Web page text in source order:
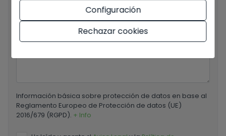
Información básica sobre protección de datos en base al
Reglamento Europeo de Protección de datos (UE)
2016/679 (RGPD). + Info
Configuración
Rechazar cookies